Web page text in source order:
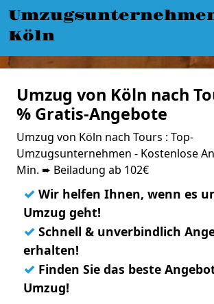
Köln
Umzug von Köln nach
% Gratis-Angebote
Umzug von Köln nach Tours : Top-
Umzugsunternehmen - Kostenlose
Min. ➨ Beiladung ab 102€
✓ Wir helfen Ihnen, wenn es
Umzug geht!
✓ Schnell & unverbindlich
erhalten!
✓ Finden Sie das beste
Umzug!